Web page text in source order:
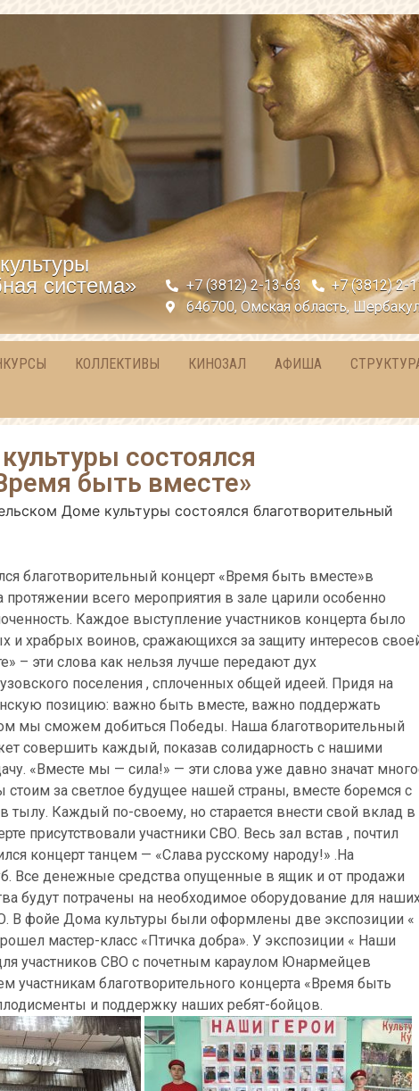
система»
+7 (3812) 2-13-63 +7 (3812) 2-
646700, Омская область,
КОЛЛЕКТИВЫ КИНОЗАЛ АФИША
состоялся
быть вместе»
Доме культуры состоялся благотворительный
благотворительный концерт «Время быть вместе»в
всего мероприятия в зале царили особенно
Каждое выступление участников концерта было
храбрых воинов, сражающихся за защиту интересов
– эти слова как нельзя лучше передают дух
поселения , сплоченных общей идеей. Придя на
позицию: важно быть вместе, важно поддержать
мы сможем добиться Победы. Наша благотворительный
совершить каждый, показав солидарность с нашими
«Вместе мы — сила!» — эти слова уже давно значат
за светлое будущее нашей страны, вместе боремся с
тылу. Каждый по-своему, но старается внести свой вклад в
присутствовали участники СВО. Весь зал встав , почтил
концерт танцем — «Слава русскому народу!» .На
Все денежные средства опущенные в ящик и от продажи
будут потрачены на необходимое оборудование для
В фойе Дома культуры были оформлены две экспозиции «
мастер-класс «Птичка добра». У экспозиции « Наши
участников СВО с почетным караулом Юнармейцев
благотворительного концерта «Время быть
и поддержку наших ребят-бойцов.